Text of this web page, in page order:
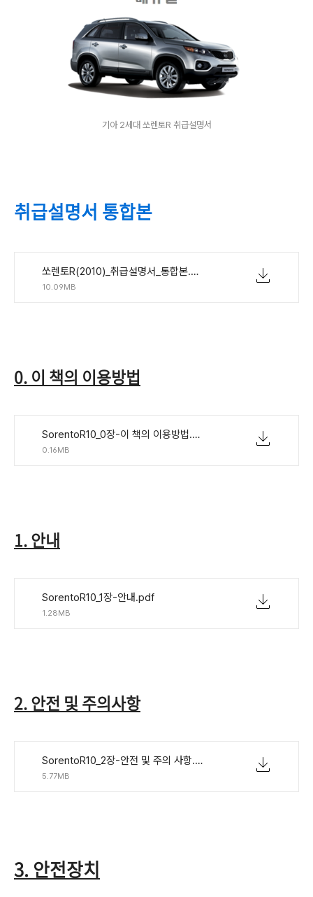
기아 2세대 쏘렌토R 취급설명서
취급설명서 통합본
쏘렌토R(2010)_취급설명서_통합본.pdf
10.09MB
0. 이 책의 이용방법
SorentoR10_0장-이 책의 이용방법.pdf
0.16MB
1. 안내
SorentoR10_1장-안내.pdf
1.28MB
2. 안전 및 주의사항
SorentoR10_2장-안전 및 주의 사항.pdf
5.77MB
3. 안전장치